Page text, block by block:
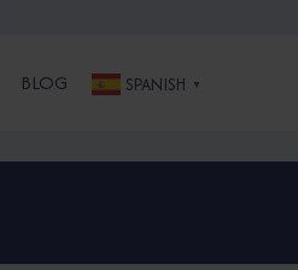
BLOG SPANISH ▼